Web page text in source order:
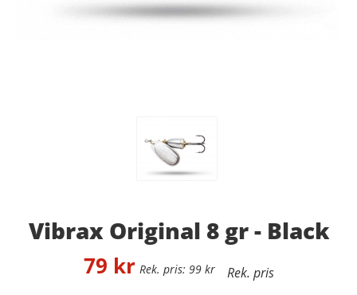
Vibrax Original 8 gr - Black
99kr
79 kr